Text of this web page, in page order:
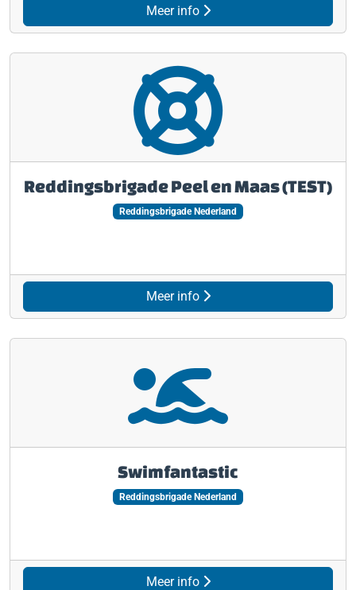
Meer info
Reddingsbrigade Peel en Maas (TEST)
Reddingsbrigade Nederland
Meer info
Swimfantastic
Reddingsbrigade Nederland
Meer info